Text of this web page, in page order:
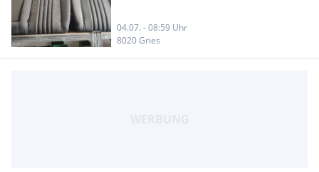
04.07. - 08:59 Uhr
8020 Gries